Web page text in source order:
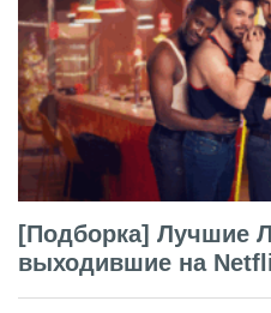
[Подборка] Лучшие
выходившие на